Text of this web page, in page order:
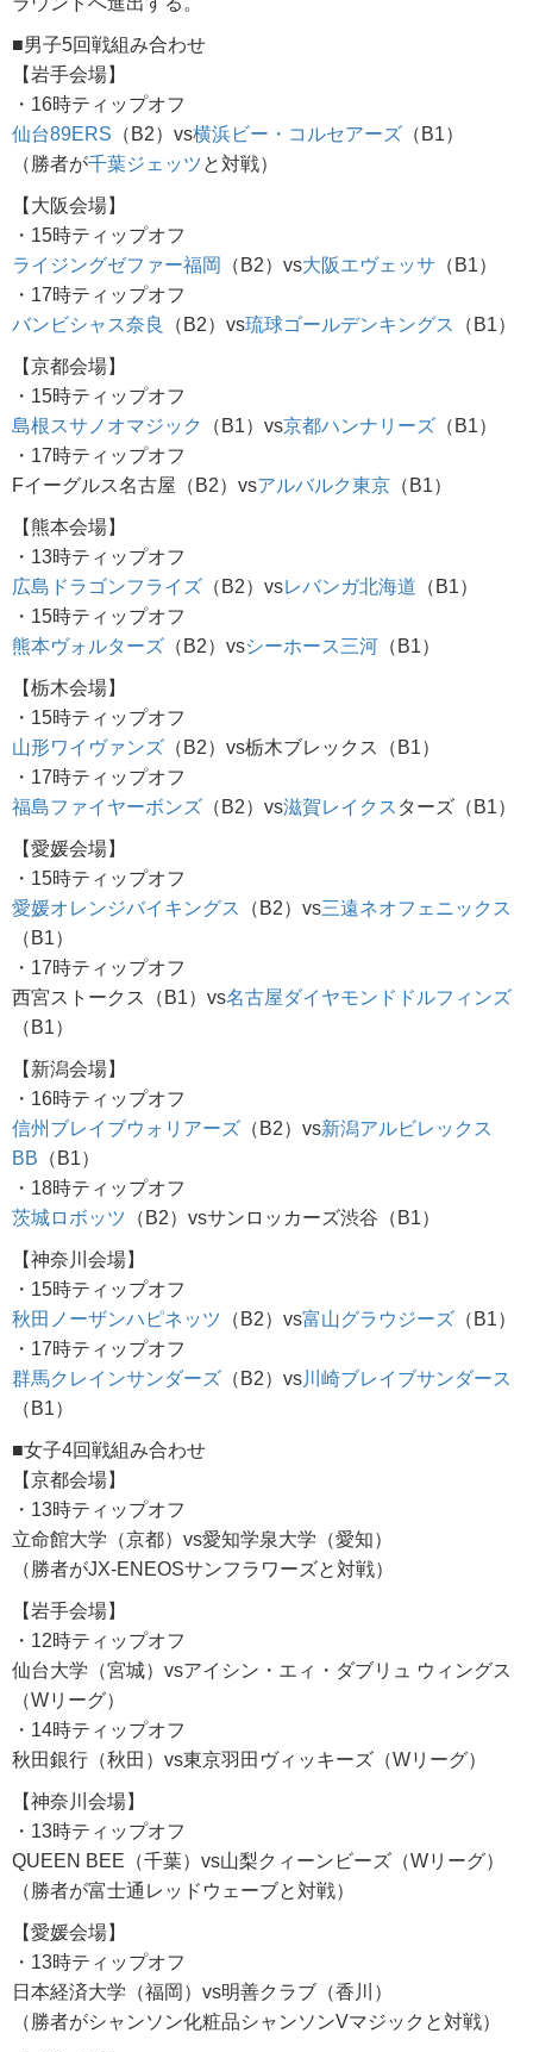
■男子5回戦組み合わせ
【岩手会場】
・16時ティップオフ
仙台89ERS （B2）vs横浜ビー・コルセアーズ （B1）
（勝者が千葉ジェッツと対戦）
【大阪会場】
・15時ティップオフ
ライジングゼファー福岡
（B2）vs大阪エヴェッサ （B1）
・17時ティップオフ
バンビシャス奈良
（B2）vs琉球ゴールデンキングス （B1）
【京都会場】
・15時ティップオフ
島根スサノオマジック
（B1）vs京都ハンナリーズ （B1）
・17時ティップオフ
Fイーグルス名古屋（B2）vsアルバルク東京 （B1）
【熊本会場】
・13時ティップオフ
広島ドラゴンフライズ （B2）vsレバンガ北海道 （B1）
・15時ティップオフ
熊本ヴォルターズ （B2）vsシーホース三河 （B1）
【栃木会場】
・15時ティップオフ
山形ワイヴァンズ （B2）vs栃木ブレックス（B1）
・17時ティップオフ
福島ファイヤーボンズ （B2）vs滋賀レイクス ターズ（B1）
【愛媛会場】
・15時ティップオフ
愛媛オレンジバイキングス
（B2）vs三遠ネオフェニックス
（B1）
・17時ティップオフ
西宮ストークス（B1）vs名古屋ダイヤモンドドルフィンズ
（B1）
【新潟会場】
・16時ティップオフ
信州ブレイブウォリアーズ （B2）vs新潟アルビレックス
BB （B1）
・18時ティップオフ
茨城ロボッツ （B2）vsサンロッカーズ渋谷（B1）
【神奈川会場】
・15時ティップオフ
秋田ノーザンハピネッツ （B2）vs富山グラウジーズ （B1）
・17時ティップオフ
群馬クレインサンダーズ （B2）vs川崎ブレイブサンダース
（B1）
■女子4回戦組み合わせ
【京都会場】
・13時ティップオフ
立命館大学（京都）vs愛知学泉大学（愛知）
（勝者がJX-ENEOSサンフラワーズと対戦）
【岩手会場】
・12時ティップオフ
仙台大学（宮城）vsアイシン・エィ・ダブリュ ウィングス
（Wリーグ）
・14時ティップオフ
秋田銀行（秋田）vs東京羽田ヴィッキーズ（Wリーグ）
【神奈川会場】
・13時ティップオフ
QUEEN BEE（千葉）vs山梨クィーンビーズ（Wリーグ）
（勝者が富士通レッドウェーブと対戦）
【愛媛会場】
・13時ティップオフ
日本経済大学（福岡）vs明善クラブ（香川）
（勝者がシャンソン化粧品シャンソンVマジックと対戦）